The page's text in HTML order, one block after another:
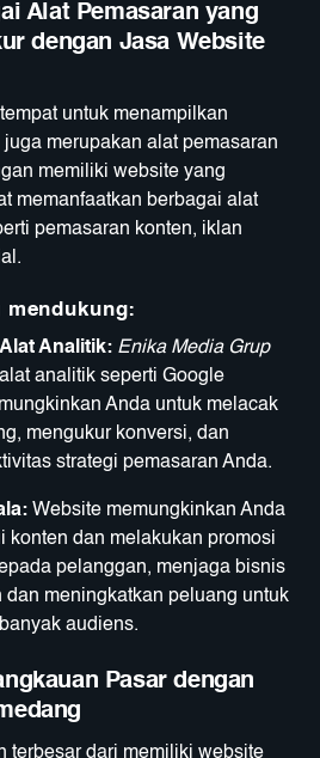
Alat Pemasaran yang
dengan Jasa Website
untuk menampilkan
merupakan alat pemasaran
memiliki website yang
memanfaatkan berbagai alat
pemasaran konten, iklan
mendukung:
Analitik: Enika Media Grup
analitik seperti Google
Anda untuk melacak
mengukur konversi, dan
strategi pemasaran Anda.
Website memungkinkan Anda
konten dan melakukan promosi
pelanggan, menjaga bisnis
dan meningkatkan peluang untuk
audiens.
Pasar dengan
terbesar dari memiliki website